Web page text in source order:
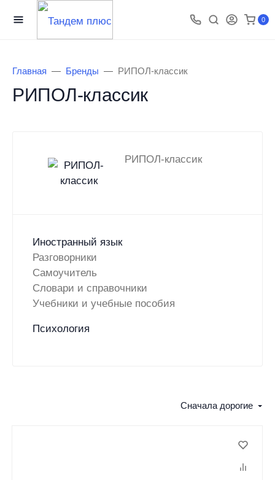
0
Главная Бренды РИПОЛ-классик
РИПОЛ-классик
РИПОЛ-классик
Иностранный язык
Разговорники
Самоучитель
Словари и справочники
Учебники и учебные пособия
Психология
Сначала дорогие